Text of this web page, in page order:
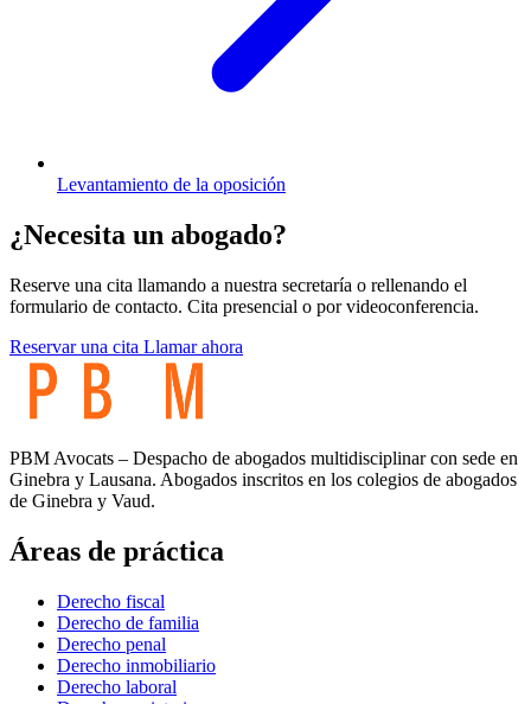
Levantamiento de la oposición
¿Necesita un abogado?
Reserve una cita llamando a nuestra secretaría o rellenando el
formulario de contacto. Cita presencial o por videoconferencia.
Reservar una cita Llamar ahora
PBM Avocats – Despacho de abogados multidisciplinar con sede en
Ginebra y Lausana. Abogados inscritos en los colegios de abogados
de Ginebra y Vaud.
Áreas de práctica
Derecho fiscal
Derecho de familia
Derecho penal
Derecho inmobiliario
Derecho laboral